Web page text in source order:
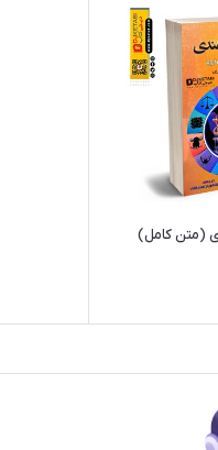
(متن کامل)